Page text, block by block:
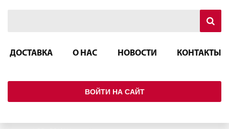
ДОСТАВКА О НАС НОВОСТИ КОНТАКТЫ
ВОЙТИ НА САЙТ